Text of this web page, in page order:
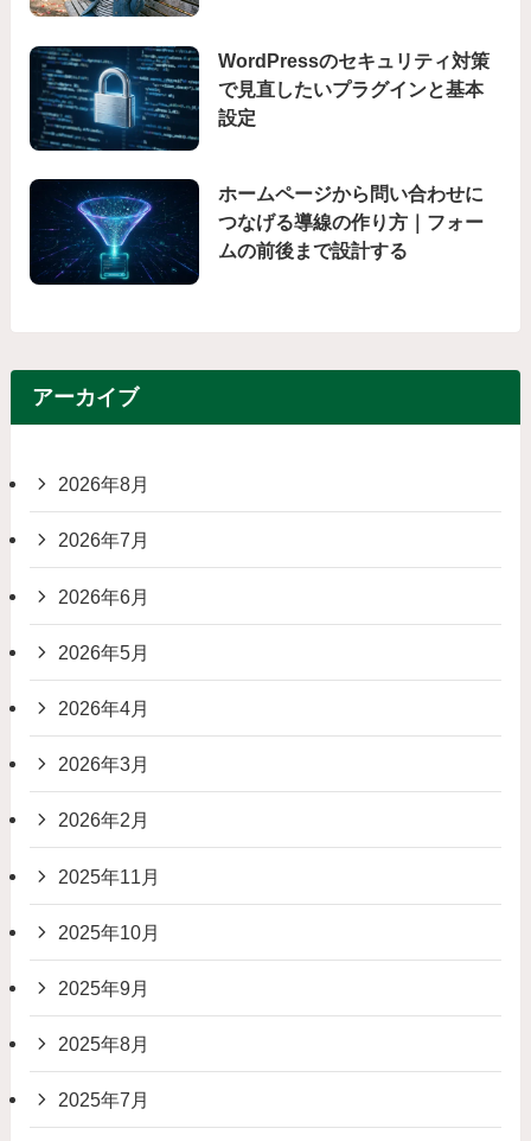
WordPressのセキュリティ対策
で見直したいプラグインと基本
設定
ホームページから問い合わせに
つなげる導線の作り方｜フォー
ムの前後まで設計する
アーカイブ
2026年8月
2026年7月
2026年6月
2026年5月
2026年4月
2026年3月
2026年2月
2025年11月
2025年10月
2025年9月
2025年8月
2025年7月